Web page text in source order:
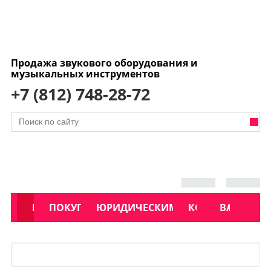
Продажа звукового оборудования и
музыкальных инструментов
+7 (812) 748-28-72
АКЦИИ
КАТАЛОГ
ПОКУПАТЕЛЯМЮРИДИЧЕСКИМ ЛИЦАМКОНТАКТЫ
УСЛУГИ